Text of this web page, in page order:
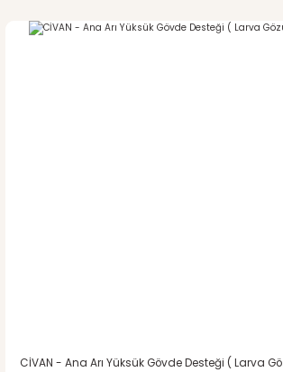
CİVAN - Ana Arı Yüksük Gövde Desteği ( Larva